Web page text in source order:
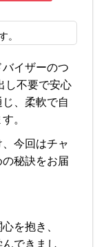
。
イザーのつ
し不要で安心
、柔軟で自
。
今回はチャ
秘訣をお届
を抱き、
できまし